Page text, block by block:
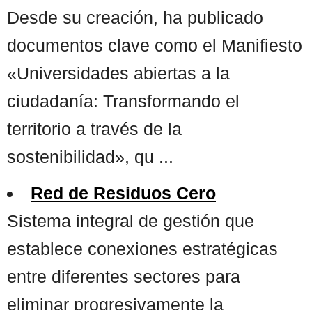
Desde su creación, ha publicado
documentos clave como el Manifiesto
«Universidades abiertas a la
ciudadanía: Transformando el
territorio a través de la
sostenibilidad», qu ...
Red de Residuos Cero
Sistema integral de gestión que
establece conexiones estratégicas
entre diferentes sectores para
eliminar progresivamente la